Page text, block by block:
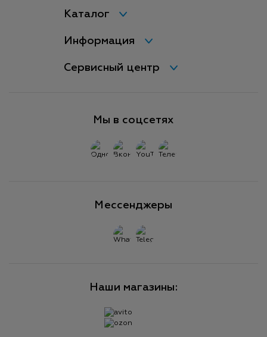
Каталог
Информация
Сервисный центр
Мы в соцсетях
Мессенджеры
Наши магазины: